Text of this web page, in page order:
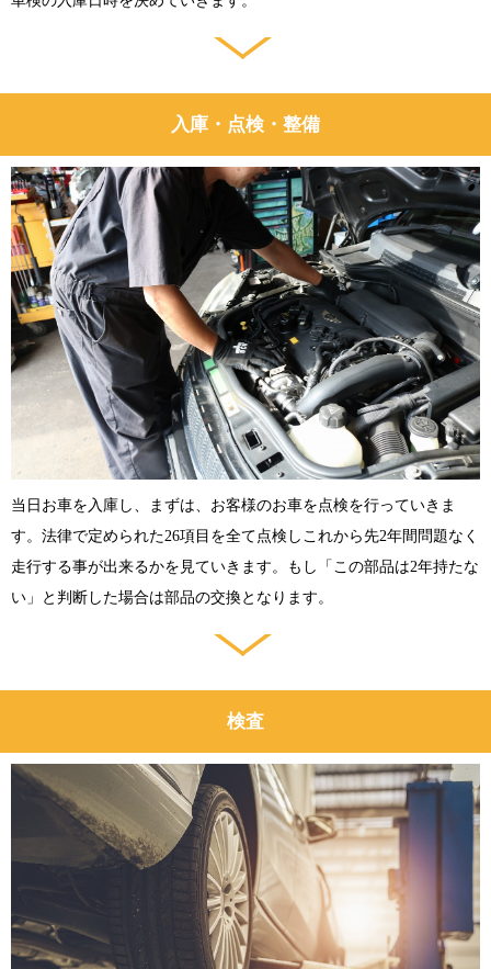
入庫・点検・整備
当日お車を入庫し、まずは、お客様のお車を点検を行っていきま
す。法律で定められた26項目を全て点検しこれから先2年間問題なく
走行する事が出来るかを見ていきます。もし「この部品は2年持たな
い」と判断した場合は部品の交換となります。
検査